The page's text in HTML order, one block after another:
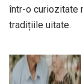
într-o curiozitate
tradițiile uitate.